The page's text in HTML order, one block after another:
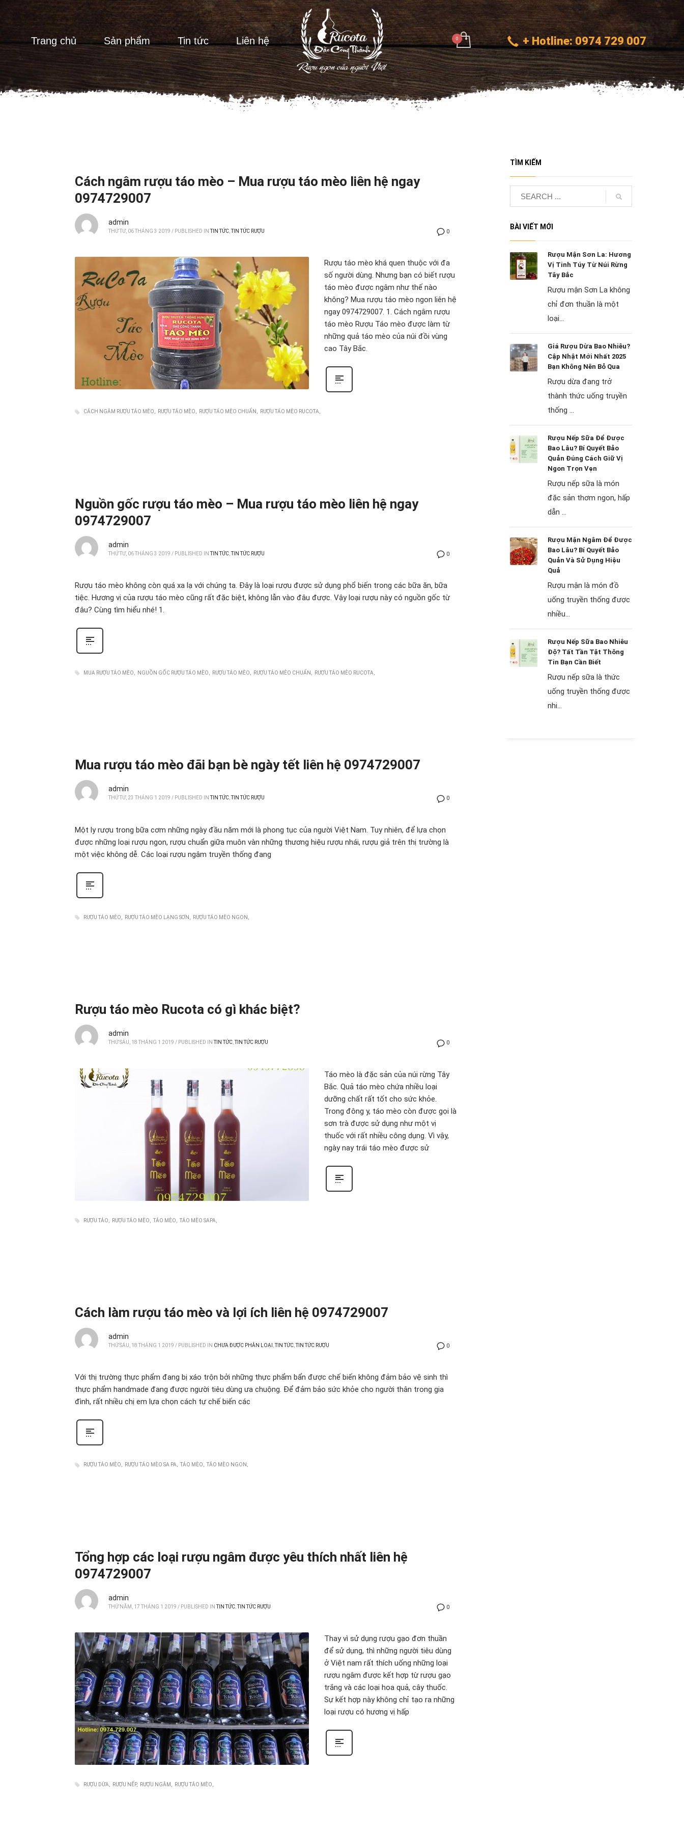
Trang chủ Sản phẩm Tin tức Liên hệ + Hotline: 0974 729 007
Cách ngâm rượu táo mèo – Mua rượu táo mèo liên hệ ngay
0974729007
0
admin
THỨ TƯ, 06 THÁNG 3 2019 / PUBLISHED IN TIN TỨC ,TIN TỨC RƯỢU
Rượu táo mèo khá quen thuộc với đa
số người dùng. Nhưng bạn có biết rượu
táo mèo được ngâm như thế nào
không? Mua rượu táo mèo ngon liên hệ
ngay 0974729007. 1. Cách ngâm rượu
táo mèo Rượu Táo mèo được làm từ
những quả táo mèo của núi đồi vùng
cao Tây Bắc.
CÁCH NGÂM RƯỢU TÁO MÈO RƯỢU TÁO MÈO RƯỢU TÁO MÈO CHUẨN RƯỢU TÁO MÈO RUCOTA
Nguồn gốc rượu táo mèo – Mua rượu táo mèo liên hệ ngay
0974729007
0
admin
THỨ TƯ, 06 THÁNG 3 2019 / PUBLISHED IN TIN TỨC ,TIN TỨC RƯỢU
Rượu táo mèo không còn quá xa lạ với chúng ta. Đây là loại rượu được sử dụng phổ biến trong các bữa ăn, bữa
tiệc. Hương vị của rượu táo mèo cũng rất đặc biệt, không lẫn vào đâu được. Vậy loại rượu này có nguồn gốc từ
đâu? Cùng tìm hiểu nhé! 1.
MUA RƯỢU TÁO MÈO NGUỒN GỐC RƯỢU TÁO MÈO RƯỢU TÁO MÈO RƯỢU TÁO MÈO CHUẨN RƯỢU TÁO MÈO RUCOTA
Mua rượu táo mèo đãi bạn bè ngày tết liên hệ 0974729007
0
admin
THỨ TƯ, 23 THÁNG 1 2019 / PUBLISHED IN TIN TỨC, TIN TỨC RƯỢU
Một ly rượu trong bữa cơm những ngày đầu năm mới là phong tục của người Việt Nam. Tuy nhiên, để lựa chọn
được những loại rượu ngon, rượu chuẩn giữa muôn vàn những thương hiệu rượu nhái, rượu giả trên thị trường là
một việc không dễ. Các loại rượu ngâm truyền thống đang
RƯỢU TÁO MÈO RƯỢU TÁO MÈO LẠNG SƠN RƯỢU TÁO MÈO NGON
Rượu táo mèo Rucota có gì khác biệt?
0
admin
THỨ SÁU, 18 THÁNG 1 2019 / PUBLISHED IN TIN TỨC ,TIN TỨC RƯỢU
Táo mèo là đặc sản của núi rừng Tây
Bắc. Quả táo mèo chứa nhiều loại
dưỡng chất rất tốt cho sức khỏe.
Trong đông y, táo mèo còn được gọi là
sơn trà được sử dụng như một vị
thuốc với rất nhiều công dụng. Vì vậy,
ngày nay trái táo mèo được sử
RƯỢU TÁO RƯỢU TÁO MÈO TÁO MÈO TÁO MÈO SAPA
Cách làm rượu táo mèo và lợi ích liên hệ 0974729007
0
admin
THỨ SÁU, 18 THÁNG 1 2019 / PUBLISHED IN CHƯA ĐƯỢC PHÂN LOẠI ,TIN TỨC ,TIN TỨC RƯỢU
Với thị trường thực phẩm đang bị xáo trộn bởi những thực phẩm bẩn được chế biến không đảm bảo vệ sinh thì
thực phẩm handmade đang được người tiêu dùng ưa chuộng. Để đảm bảo sức khỏe cho người thân trong gia
đình, rất nhiều chị em lựa chọn cách tự chế biến các
RƯỢU TÁO MÈO RƯỢU TÁO MÈO SA PA TÁO MÈO TÁO MÈO NGON
Tổng hợp các loại rượu ngâm được yêu thích nhất liên hệ
0974729007
0
admin
THỨ NĂM, 17 THÁNG 1 2019 / PUBLISHED IN TIN TỨC ,TIN TỨC RƯỢU
Thay vì sử dụng rượu gạo đơn thuần
để sử dụng, thì những người tiêu dùng
ở Việt nam rất thích uống những loại
rượu ngâm được kết hợp từ rượu gạo
trắng và các loại hoa quả, cây thuốc.
Sự kết hợp này không chỉ tạo ra những
loại rượu có hương vị hấp
RƯỢU DỪA RƯỢU NẾP RƯỢU NGÂM RƯỢU TÁO MÈO
TÌM KIẾM
BÀI VIẾT MỚI
Rượu Mận Sơn La: Hương
Vị Tinh Túy Từ Núi Rừng
Tây Bắc
Rượu mận Sơn La không
chỉ đơn thuần là một
loại...
Giá Rượu Dừa Bao Nhiêu?
Cập Nhật Mới Nhất 2025
Bạn Không Nên Bỏ Qua
Rượu dừa đang trở
thành thức uống truyền
thống ...
Rượu Nếp Sữa Để Được
Bao Lâu? Bí Quyết Bảo
Quản Đúng Cách Giữ Vị
Ngon Trọn Vẹn
Rượu nếp sữa là món
đặc sản thơm ngon, hấp
dẫn ...
Rượu Mận Ngâm Để Được
Bao Lâu? Bí Quyết Bảo
Quản Và Sử Dụng Hiệu
Quả
Rượu mận là món đồ
uống truyền thống được
nhiều...
Rượu Nếp Sữa Bao Nhiêu
Độ? Tất Tần Tật Thông
Tin Bạn Cần Biết
Rượu nếp sữa là thức
uống truyền thống được
nhi...